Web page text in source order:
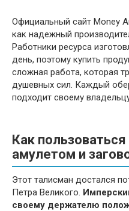
Официальный сайт Money
как надежный
Работники ресурса
день, поэтому купить
сложная работа, которая
душевных сил. Каждый
подходит своему
Как
амулетом и
Этот талисман достался
Петра Великого.
своему держателю